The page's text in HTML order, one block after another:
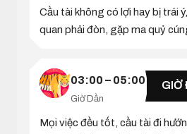
Cầu tài không có lợi hay bị trái
quan phải đòn, gặp ma quỷ
03:00 – 05:00
Giờ Dần
GIỜ
Mọi việc đều tốt, cầu tài đi